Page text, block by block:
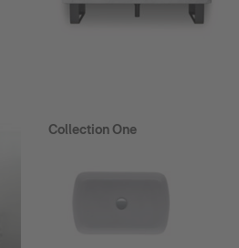
Collection One